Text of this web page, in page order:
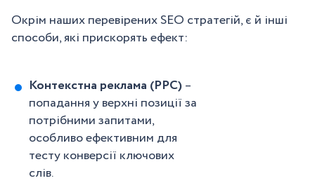
Окрім наших перевірених SEO стратегій, є й інші
способи, які прискорять ефект:
Контекстна реклама (PPC)–
попадання у верхні позиції за
потрібними запитами,
особливо ефективним для
тесту конверсії ключових
слів.